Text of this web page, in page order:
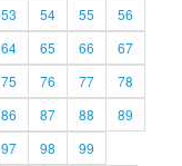
53 54 55
56
64 65 66
67
75 76 77
78
86 87 88
89
97 98
99